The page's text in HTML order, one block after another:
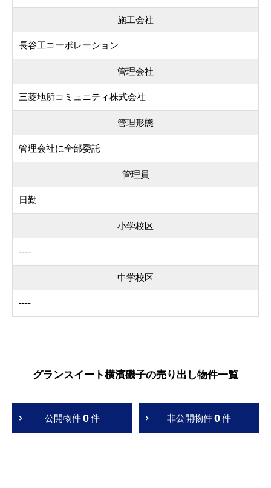
施工会社
長谷工コーポレーション
管理会社
三菱地所コミュニティ株式会社
管理形態
管理会社に全部委託
管理員
日勤
小学校区
----
中学校区
----
グランスイート横濱磯子の売り出し物件一覧
公開物件0件 非公開物件 0 件